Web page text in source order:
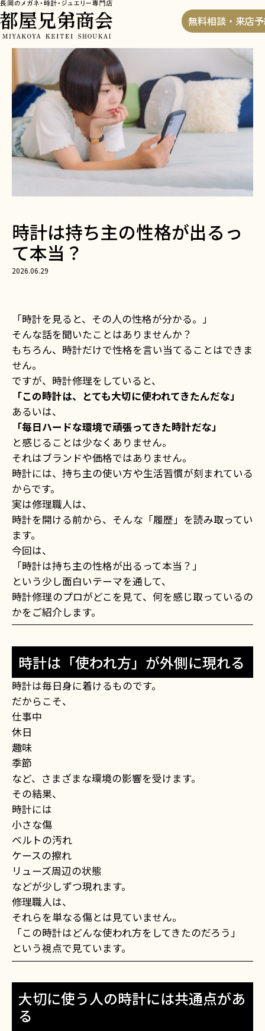
無料相談・来店
HOME> ブログ >時計は持ち主の性格が出るって本
当？
時計は持ち主の性格が出るっ
て本当？
2026.06.29
「時計を見ると、その人の性格が分かる。」
そんな話を聞いたことはありませんか？
もちろん、時計だけで性格を言い当てることはできま
せん。
ですが、時計修理をしていると、
「この時計は、とても大切に使われてきたんだな」
あるいは、
「毎日ハードな環境で頑張ってきた時計だな」
と感じることは少なくありません。
それはブランドや価格ではありません。
時計には、持ち主の使い方や生活習慣が刻まれている
からです。
実は修理職人は、
時計を開ける前から、そんな「履歴」を読み取ってい
ます。
今回は、
「時計は持ち主の性格が出るって本当？」
という少し面白いテーマを通して、
時計修理のプロがどこを見て、何を感じ取っているの
かをご紹介します。
時計は「使われ方」が外側に現れる
時計は毎日身に着けるものです。
だからこそ、
仕事中
休日
趣味
季節
など、さまざまな環境の影響を受けます。
その結果、
時計には
小さな傷
ベルトの汚れ
ケースの擦れ
リューズ周辺の状態
などが少しずつ現れます。
修理職人は、
それらを単なる傷とは見ていません。
「この時計はどんな使われ方をしてきたのだろう」
という視点で見ています。
大切に使う人の時計には共通点があ
る